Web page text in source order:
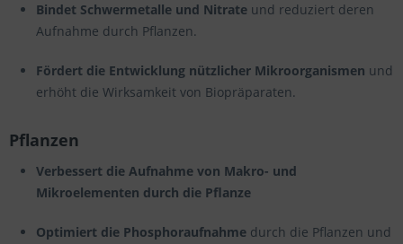
Bindet Schwermetalle und Nitrate und reduziert deren
Aufnahme durch Pflanzen.
Fördert die Entwicklung nützlicher Mikroorganismen und
erhöht die Wirksamkeit von Biopräparaten.
Pflanzen
Verbessert die Aufnahme von Makro- und
Mikroelementen durch die Pflanze
Optimiert die Phosphoraufnahme durch die Pflanzen und